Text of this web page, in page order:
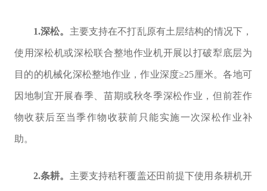
1.深松。 主要支持在不打乱原有土层结构的情况下，
使用深松机或深松联合整地作业机开展以打破犁底层为
目的的机械化深松整地作业，作业深度≥25厘米。各地可
因地制宜开展春季、苗期或秋冬季深松作业，但前茬作
物收获后至当季作物收获前只能实施一次深松作业补
助。
2.条耕。 主要支持秸秆覆盖还田前提下使用条耕机开